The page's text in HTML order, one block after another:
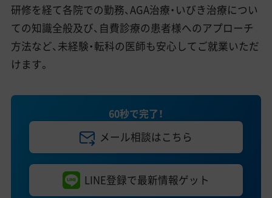
研修を経て各院での勤務、AGA治療・いびき治療につい
ての知識全般及び、自費診療の患者様へのアプローチ
方法など、未経験・転科の医師も安心してご就業いただ
けます。
60秒で完了！
メール相談はこちら
LINE登録で最新情報ゲット